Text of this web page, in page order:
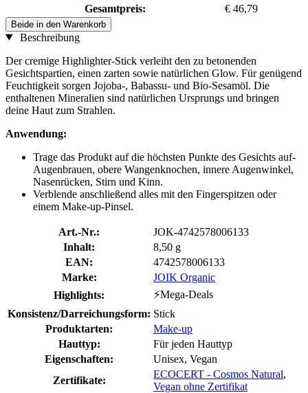
Gesamtpreis:
€ 46,79
Beide in den Warenkorb
Beschreibung
Der cremige Highlighter-Stick verleiht den zu betonenden
Gesichtspartien, einen zarten sowie natürlichen Glow. Für genügend
Feuchtigkeit sorgen Jojoba-, Babassu- und Bio-Sesamöl. Die
enthaltenen Mineralien sind natürlichen Ursprungs und bringen
deine Haut zum Strahlen.
Anwendung:
Trage das Produkt auf die höchsten Punkte des Gesichts auf-
Augenbrauen, obere Wangenknochen, innere Augenwinkel,
Nasenrücken, Stirn und Kinn.
Verblende anschließend alles mit den Fingerspitzen oder
einem Make-up-Pinsel.
Art.-Nr.:
JOK-4742578006133
Inhalt:
8,50 g
EAN:
4742578006133
Marke:
JOIK Organic
Highlights:
⚡Mega-Deals
Konsistenz/Darreichungsform: Stick
Produktarten:
Make-up
Hauttyp:
Für jeden Hauttyp
Eigenschaften:
Unisex, Vegan
Zertifikate:
ECOCERT - Cosmos Natural,
Vegan ohne Zertifikat